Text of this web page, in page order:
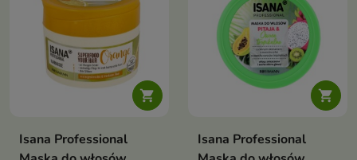

Isana Professional

Isana Professional